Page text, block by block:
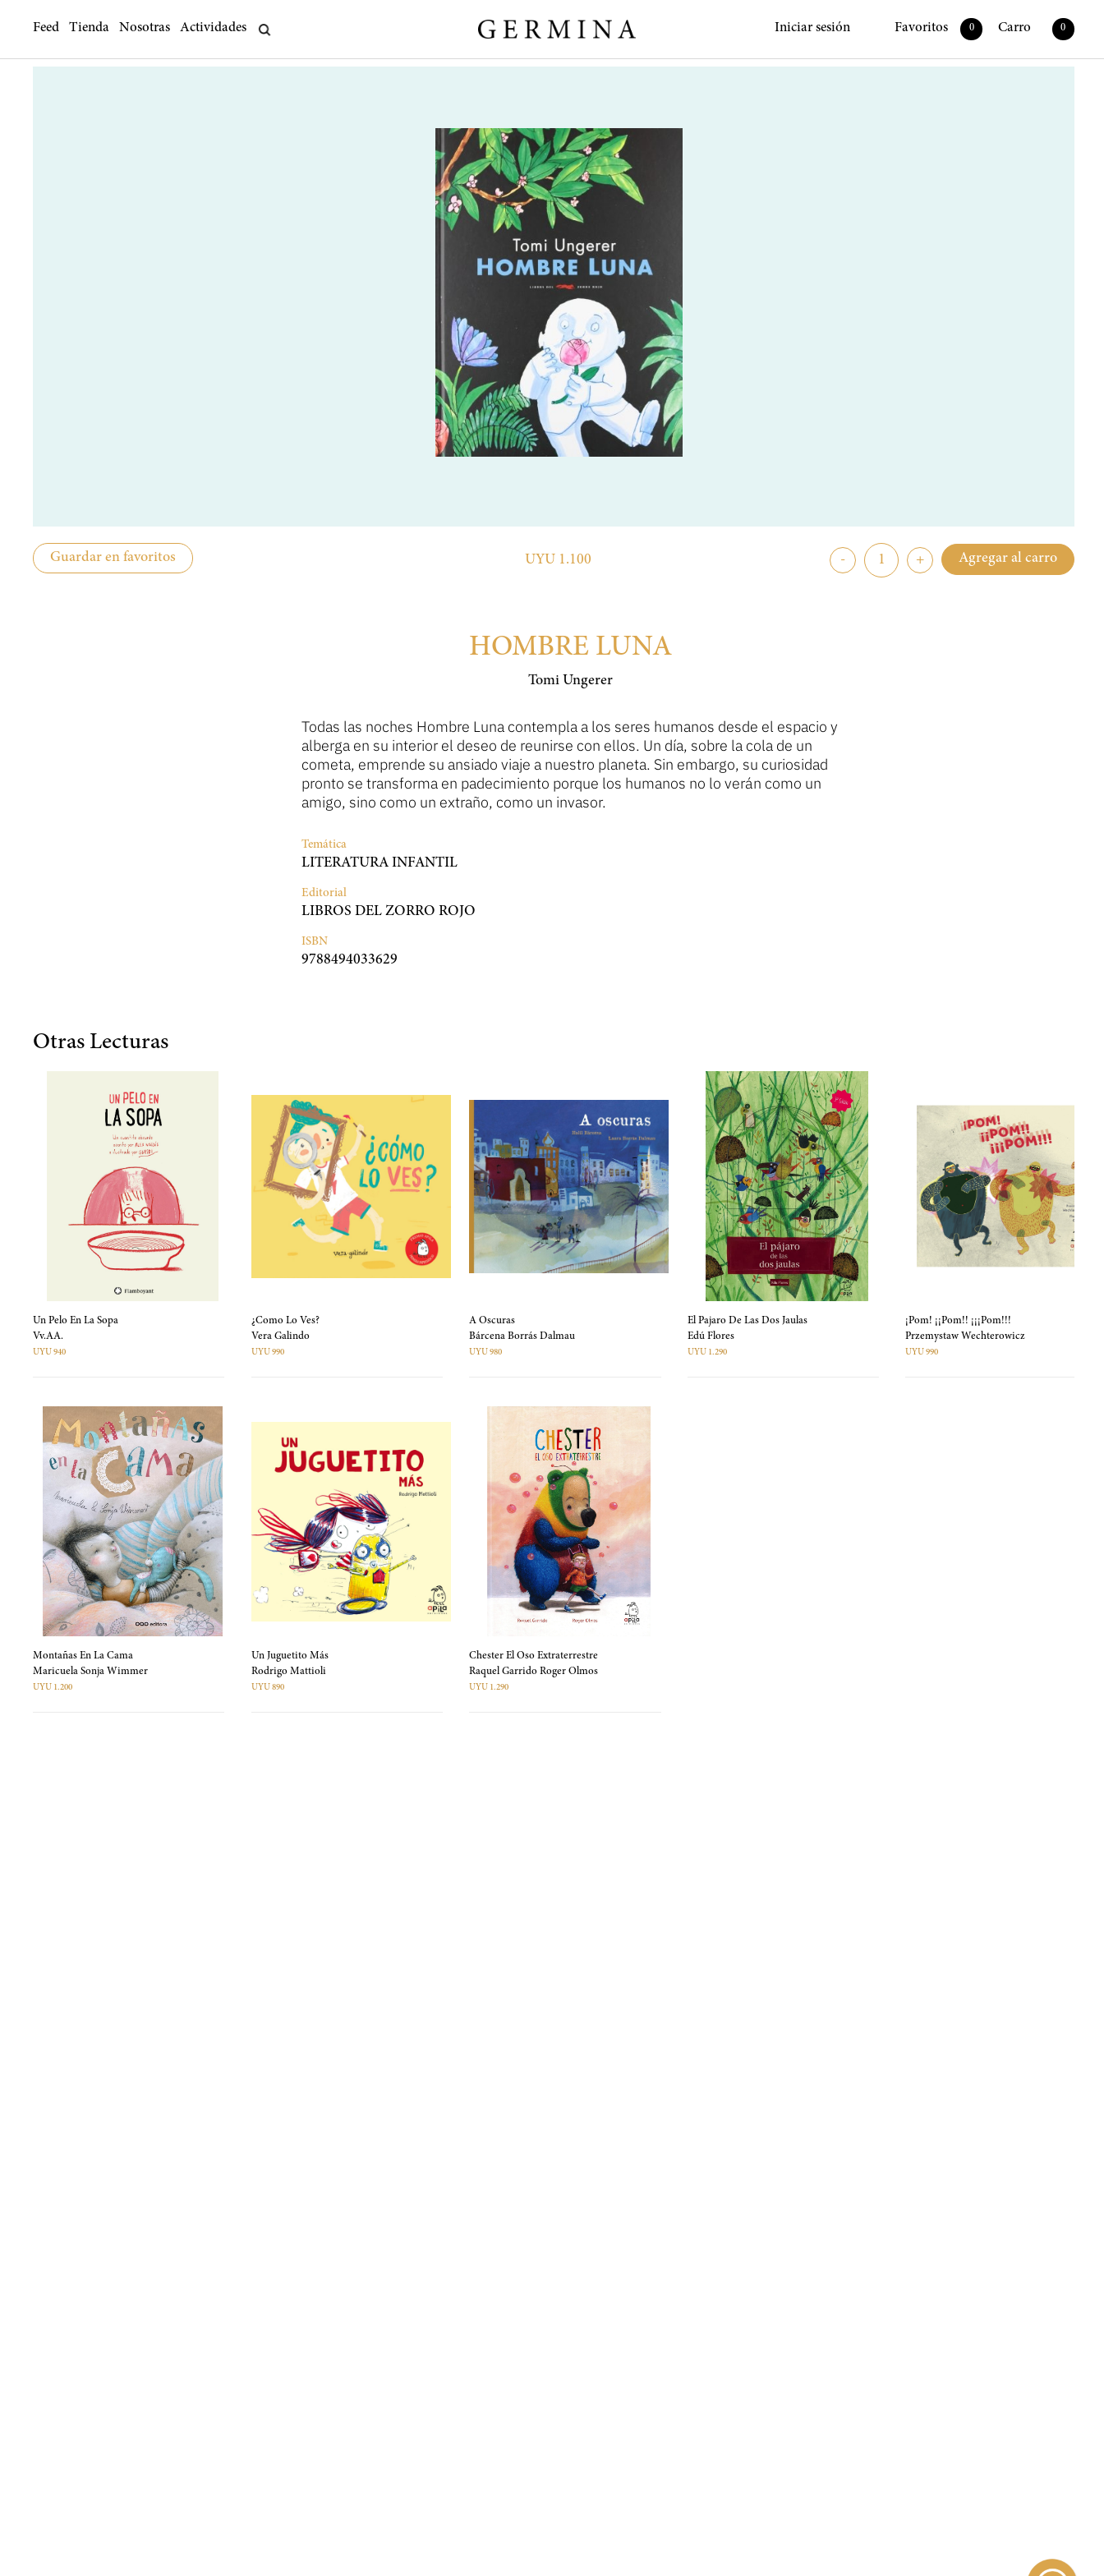
Feed Tienda Nosotras Actividades Iniciar sesión Favoritos 0 Carro 0
Guardar en favoritos UYU 1.100 - + Agregar al carro
HOMBRE LUNA
Tomi Ungerer
Todas las noches Hombre Luna contempla a los seres humanos desde el espacio y
alberga en su interior el deseo de reunirse con ellos. Un día, sobre la cola de un
cometa, emprende su ansiado viaje a nuestro planeta. Sin embargo, su curiosidad
pronto se transforma en padecimiento porque los humanos no lo verán como un
amigo, sino como un extraño, como un invasor.
Temática
LITERATURA INFANTIL
Editorial
LIBROS DEL ZORRO ROJO
ISBN
9788494033629
Otras Lecturas
Un Pelo En La Sopa
Vv.AA.
UYU 940
¿Como Lo Ves?
Vera Galindo
UYU 990
A Oscuras
Bárcena Borrás Dalmau
UYU 980
El Pajaro De Las Dos Jaulas
Edú Flores
UYU 1.290
¡Pom! ¡¡Pom!! ¡¡¡Pom!!!
Przemystaw Wechterowicz
UYU 990
Montañas En La Cama
Maricuela Sonja Wimmer
UYU 1.200
Un Juguetito Más
Rodrigo Mattioli
UYU 890
Chester El Oso Extraterrestre
Raquel Garrido Roger Olmos
UYU 1.290